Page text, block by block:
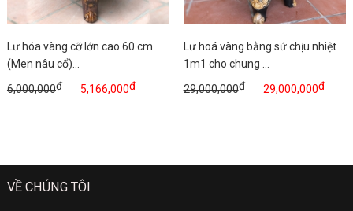
Lư hóa vàng cỡ lớn cao 60 cm
(Men nâu cổ)...
6,000,000đ 5,166,000đ
Lư hoá vàng bằng sứ chịu nhiệt
1m1 cho chung ...
29,000,000đ 29,000,000đ
VỀ CHÚNG TÔI